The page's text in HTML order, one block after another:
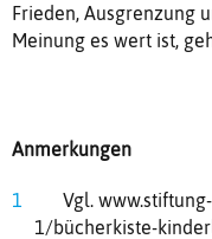
Frieden, Ausgrenzung
Meinung es wert ist,
Anmerkungen
Vgl. www.stiftung-
1/bücherkiste-